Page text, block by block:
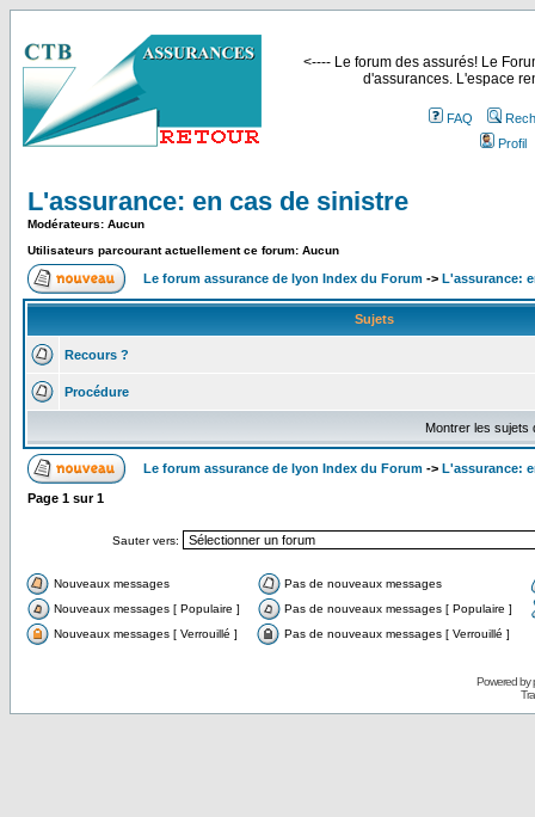
<---- Le forum des assurés! Le
d'assurances. L'espace
FAQ
Profil
L'assurance: en cas de sinistre
Modérateurs: Aucun
Utilisateurs parcourant actuellement ce forum: Aucun
Le forum assurance de lyon Index du Forum -> L'assurance:
Sujets
Recours ?
Procédure
Montrer les sujets
Le forum assurance de lyon Index du Forum -> L'assurance:
Page 1 sur1
Sauter vers:
Nouveaux messages
Pas de nouveaux messages
Nouveaux messages [ Populaire ]
Pas de nouveaux messages [ Populaire ]
Nouveaux messages [ Verrouillé ]
Pas de nouveaux messages [ Verrouillé ]
Powered by